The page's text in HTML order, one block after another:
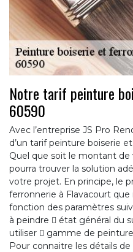
Notre tarif peinture
60590
Avec l’entreprise JS Pro
d’un tarif peinture boiserie
Quel que soit le montant
pourra trouver la solution
votre projet. En principe, le
ferronnerie à Flavacourt
fonction des paramètres
à peindre  état général du
utiliser  gamme de
Pour connaitre les détails